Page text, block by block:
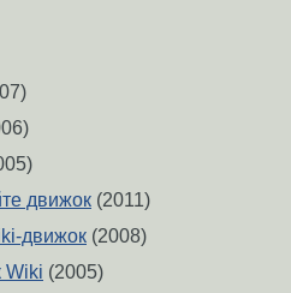
движок (2011)
движок (2008)
Wiki (2005)